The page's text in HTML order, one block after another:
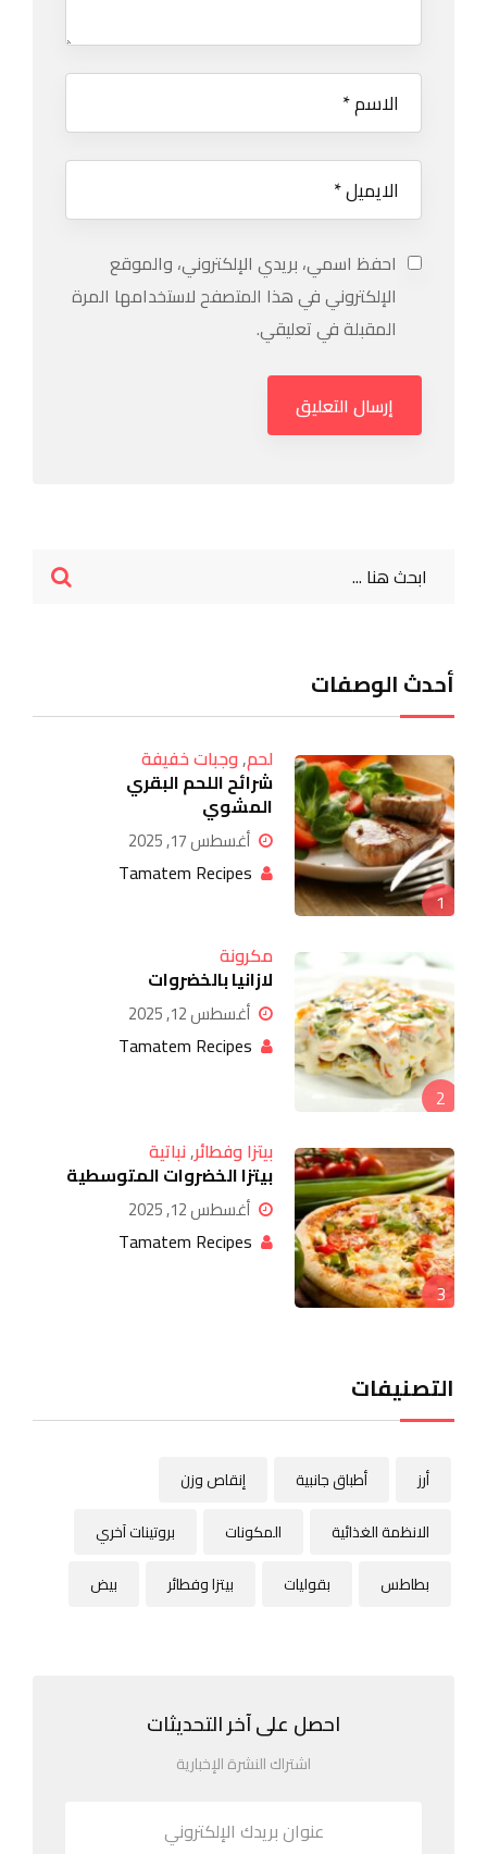
احفظ اسمي، بريدي الإلكتروني، والموقع
الإلكتروني في هذا المتصفح لاستخدامها المرة
المقبلة في تعليقي.
أحدث الوصفات
لحم,وجبات خفيفة
شرائح اللحم البقري
المشوي
أغسطس 17, 2025
Tamatem Recipes
مكرونة
لازانيا بالخضروات
أغسطس 12, 2025
Tamatem Recipes
3
بيتزا وفطائر,نباتية
بيتزا الخضروات المتوسطية
أغسطس 12, 2025
Tamatem Recipes
التصنيفات
أطباق جانبية
إنقاص وزن
الانظمة الغذائية
المكونات
بروتينات آخري
بطاطس
بقوليات بيتزا وفطائر بيض
احصل على آخر التحديثات
اشتراك النشرة الإخبارية